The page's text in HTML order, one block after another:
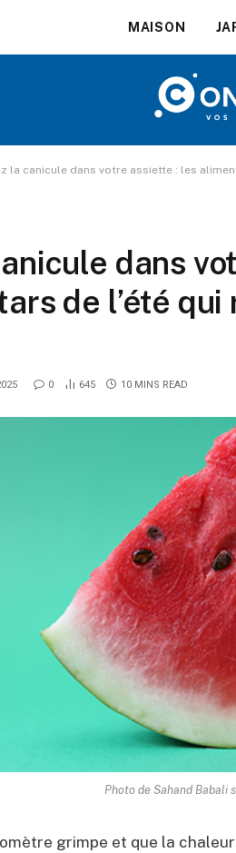
MAISON
la canicule dans votre assiette : les
dans
de l’été
0 645 10 MINS READ
Photo de Sahand Babali
grimpe et que la